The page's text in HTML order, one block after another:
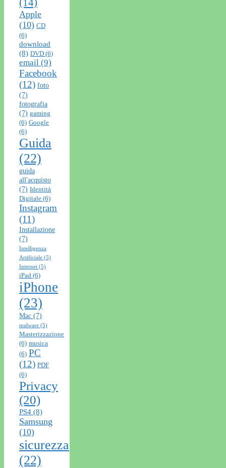
Apple
(10) CD
(6)
download
(8) DVD (6)
email (9)
Facebook
(12) foto
(7)
fotografia
(7) gaming
(6) Google
(6)
Guida
(22)
guida
all'acquisto
(7) Identità
Digitale (6)
Instagram
(11)
Installazione
(7)
Intelligenza
Artificiale (5)
Internet (5)
iPad (6)
iPhone
(23)
Mac (7)
malware (5)
Masterizzazione
(6) musica
(6) PC
(12) PDF
(6)
Privacy
(20)
PS4 (8)
Samsung
(10)
sicurezza
(22)